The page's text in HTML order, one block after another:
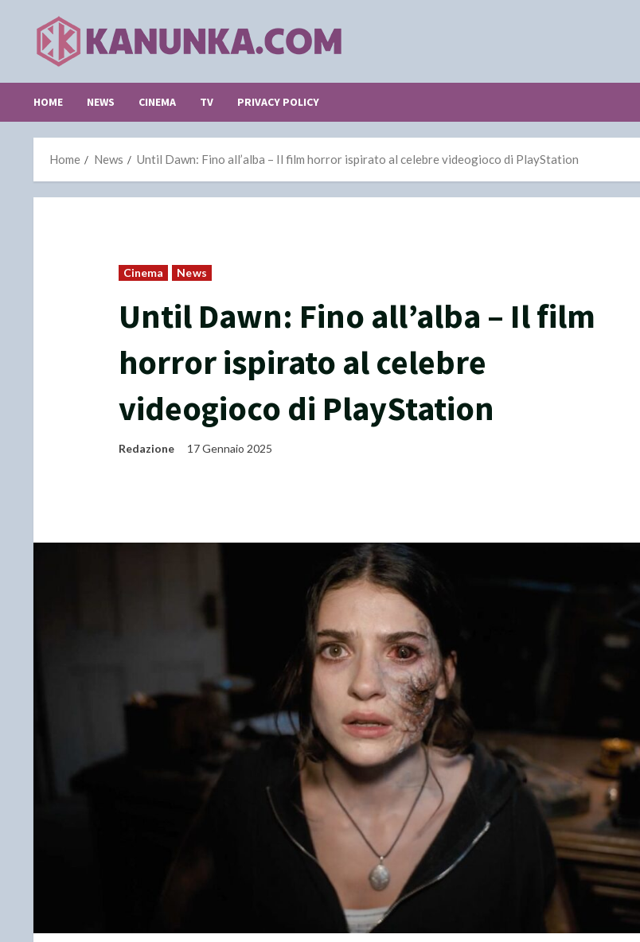
content
HOME NEWS CINEMA TV PRIVACY POLICY
Home News Until Dawn: Fino all’alba – Il film horror ispirato al celebre videogioco di PlayStation
Cinema News
Until Dawn: Fino all’alba – Il film
horror ispirato al celebre
videogioco di PlayStation
Redazione 17 Gennaio 2025